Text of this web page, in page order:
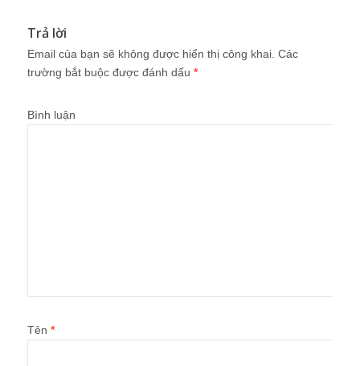
Trả lời
Email của bạn sẽ không được hiển thị công khai. Các
trường bắt buộc được đánh dấu *
Bình luận
Tên *